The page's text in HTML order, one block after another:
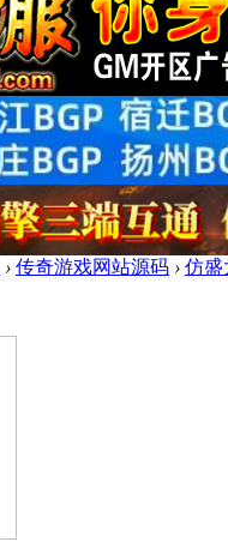
› 传奇游戏网站源码 › 仿盛